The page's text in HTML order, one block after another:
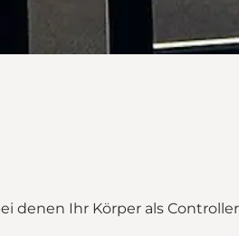
denen Ihr Körper als